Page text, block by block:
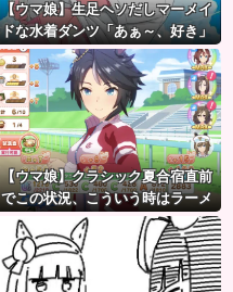
【ウマ娘】生足ヘソだしマーメイ
ドな水着ダンツ「あぁ～、好き」
【ウマ娘】クラシック夏合宿直前
でこの状況、こういう時はラーメ
ン食べてもいいのかな？